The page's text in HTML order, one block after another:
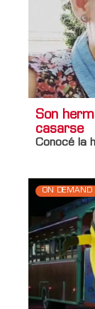
Son
casarse
Conocé la
ON DEMAND